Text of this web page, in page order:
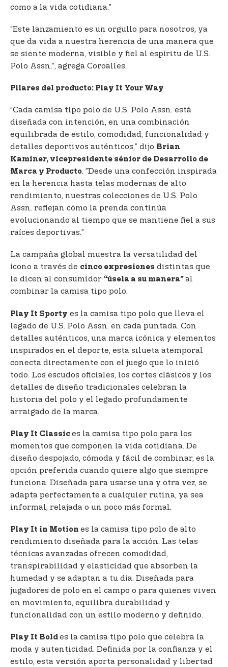
como a la vida cotidiana.”
“Este lanzamiento es un orgullo para nosotros, ya
que da vida a nuestra herencia de una manera que
se siente moderna, visible y fiel al espíritu de U.S.
Polo Assn.”, agrega Coroalles.
Pilares del producto: Play It Your Way
”Cada camisa tipo polo de U.S. Polo Assn. está
diseñada con intención, en una combinación
equilibrada de estilo, comodidad, funcionalidad y
detalles deportivos auténticos,” dijo Brian
Kaminer, vicepresidente sénior de Desarrollo de
Marca y Producto. ”Desde una confección inspirada
en la herencia hasta telas modernas de alto
rendimiento, nuestras colecciones de U.S. Polo
Assn. reflejan cómo la prenda continúa
evolucionando al tiempo que se mantiene fiel a sus
raíces deportivas.”
La campaña global muestra la versatilidad del
ícono a través de cinco expresiones distintas que
le dicen al consumidor “úsela a su manera”al
combinar la camisa tipo polo.
Play It Sporty es la camisa tipo polo que lleva el
legado de U.S. Polo Assn. en cada puntada. Con
detalles auténticos, una marca icónica y elementos
inspirados en el deporte, esta silueta atemporal
conecta directamente con el juego que lo inició
todo. Los escudos oficiales, los cortes clásicos y los
detalles de diseño tradicionales celebran la
historia del polo y el legado profundamente
arraigado de la marca.
Play It Classices la camisa tipo polo para los
momentos que componen la vida cotidiana. De
diseño despojado, cómoda y fácil de combinar, es la
opción preferida cuando quiere algo que siempre
funciona. Diseñada para usarse una y otra vez, se
adapta perfectamente a cualquier rutina, ya sea
informal, relajada o un poco más formal.
Play It in Motion es la camisa tipo polo de alto
rendimiento diseñada para la acción. Las telas
técnicas avanzadas ofrecen comodidad,
transpirabilidad y elasticidad que absorben la
humedad y se adaptan a tu día. Diseñada para
jugadores de polo en el campo o para quienes viven
en movimiento, equilibra durabilidad y
funcionalidad con un estilo moderno y definido.
Play It Boldes la camisa tipo polo que celebra la
moda y autenticidad. Definida por la confianza y el
estilo, esta versión aporta personalidad y libertad